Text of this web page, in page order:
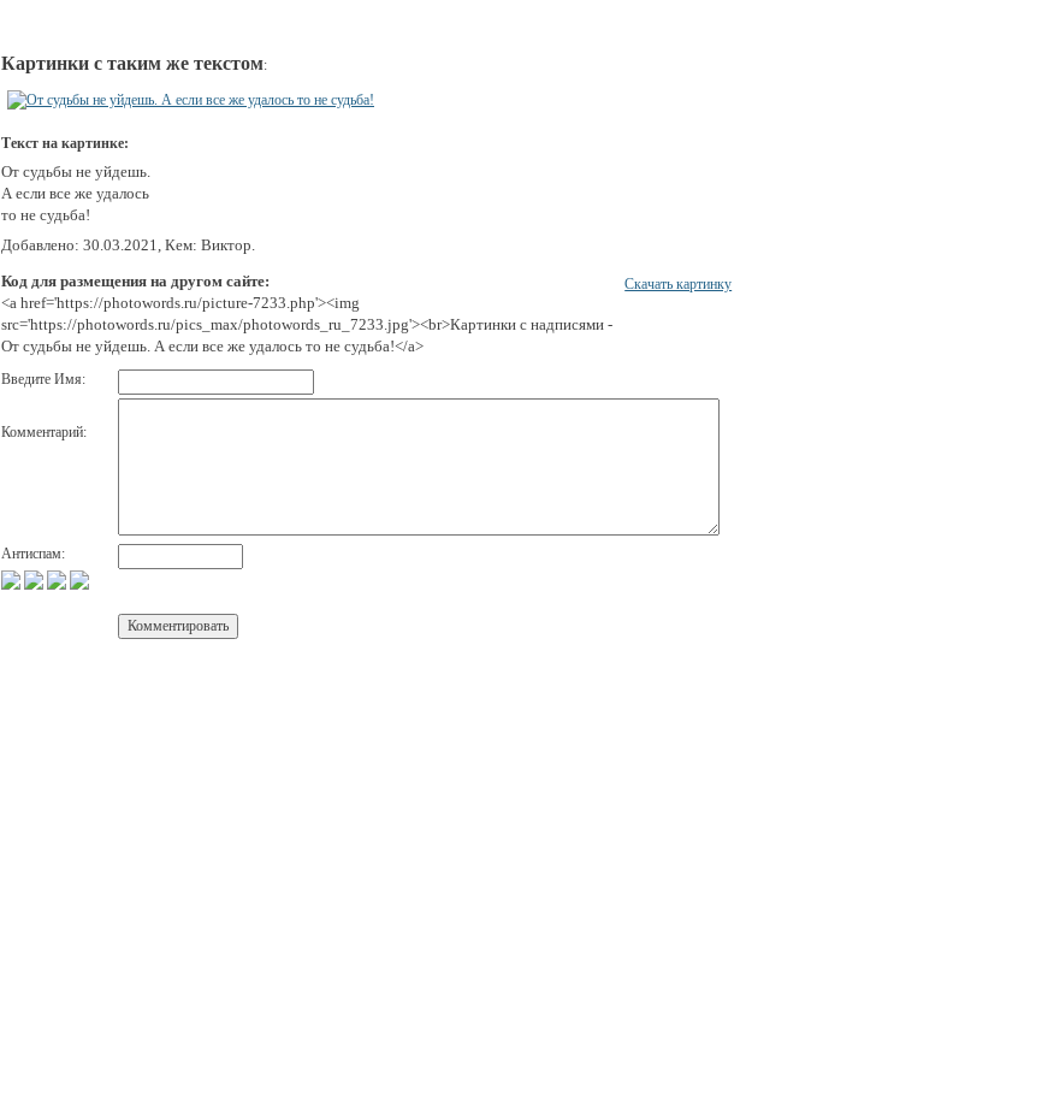
Картинки с таким же текстом:
Текст на картинке:
От судьбы не уйдешь.
А если все же удалось
то не судьба!
Добавлено: 30.03.2021, Кем: Виктор.
Код для размещения на другом сайте:
<a href='https://photowords.ru/picture-7233.php'><img
src='https://photowords.ru/pics_max/photowords_ru_7233.jpg'><br>Картинки с надписями -
От судьбы не уйдешь. А если все же удалось то не судьба!</a>
Скачать картинку
Введите Имя:
Комментарий:
Антиспам: